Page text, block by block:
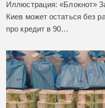
Иллюстрация: «Блокнот»
Киев может остаться без
про кредит в 90…